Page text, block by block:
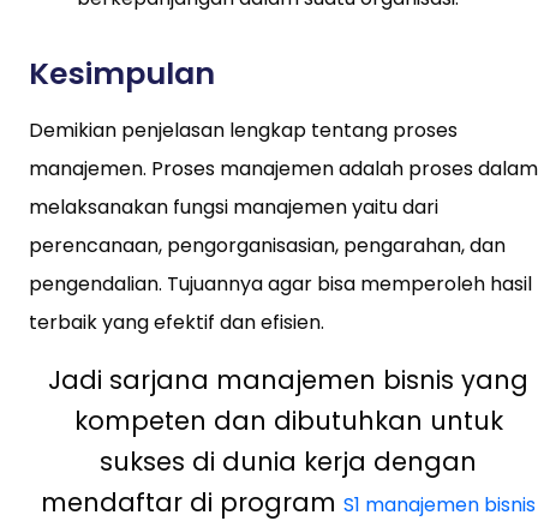
Kesimpulan
Demikian penjelasan lengkap tentang proses
manajemen. Proses manajemen adalah proses dalam
melaksanakan fungsi manajemen yaitu dari
perencanaan, pengorganisasian, pengarahan, dan
pengendalian. Tujuannya agar bisa memperoleh hasil
terbaik yang efektif dan efisien.
Jadi sarjana manajemen bisnis yang
kompeten dan dibutuhkan untuk
sukses di dunia kerja dengan
mendaftar di program S1 manajemen bisnis